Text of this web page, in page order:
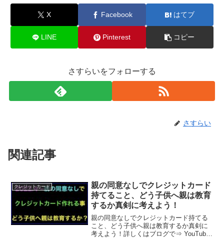
X Facebook はてブ
LINE Pinterest コピー
さすらいをフォローする
さすらい
関連記事
クレジットカード
親の同意なしでクレジットカード
持てること、どう子供へ親は教育
するか真剣に考えよう！
親の同意なしでクレジットカード持てる
こと、どう子供へ親は教育するか真剣に
考えよう！詳しくはブログで⇒ YouTube